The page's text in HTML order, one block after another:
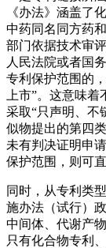
《办法》涵盖了
中药同名同方药
部门依据技术审
人民法院或者国
专利保护范围的
上市”。这意味
采取“只声明、不
似物提出的第四
未有判决证明申
保护范围，则可
同时，从专利类
施办法（试行）
中间体、代谢产
只有化合物专利